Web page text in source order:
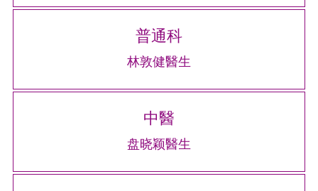
普通科
林敦健醫生
中醫
盘晓颖醫生